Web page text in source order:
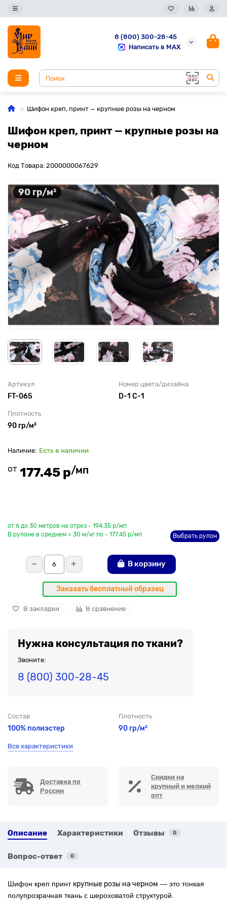
8 (800) 300-28-45
Написать в MAX
Шифон креп, принт — крупные розы на черном
Шифон креп, принт — крупные розы на
черном
Код Товара: 2000000067629
90 гр/м²
Артикул
FT-065
Номер цвета/дизайна
D-1 C-1
Плотность
90 гр/м²
Есть в наличии
от 177.45 р/мп
от 6 до 30 метров на отрез - 194.35 р/мп
В рулоне в среднем = 30 м/кг по - 177.45 р/мп
Выбрать рулон
В корзину
Заказать бесплатный образец
В закладки В сравнение
Нужна консультация по ткани?
Звоните:
8 (800) 300-28-45
Состав
100% полиэстер
Плотность
90 гр/м²
Все характеристики
Доставка по
России
Скидки на
крупный и мелкий
опт
Описание Характеристики Отзывы 0
Вопрос-ответ 0
Шифон креп принт крупные розы на черном — это тонкая
полупрозрачная ткань с шероховатой структурой.